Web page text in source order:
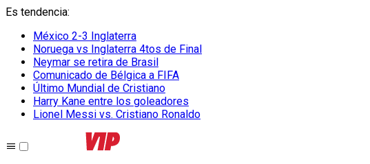
Es tendencia:
México 2-3 Inglaterra
Noruega vs Inglaterra 4tos de Final
Neymar se retira de Brasil
Comunicado de Bélgica a FIFA
Último Mundial de Cristiano
Harry Kane entre los goleadores
Lionel Messi vs. Cristiano Ronaldo